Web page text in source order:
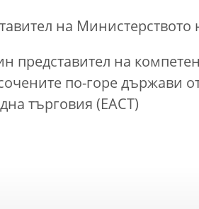
на
представител на
по-горе държави
търговия (ЕАСТ)